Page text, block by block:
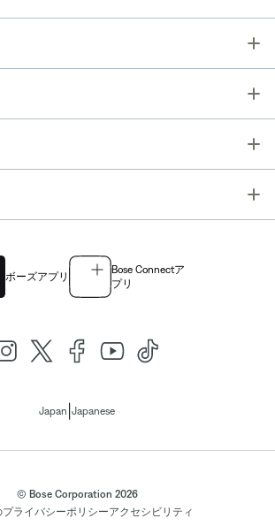
ボーズアプリ
Bose Connectア
プリ
Japan Japanese
© Bose Corporation 2026
プライバシーポリシーアクセシビリティ